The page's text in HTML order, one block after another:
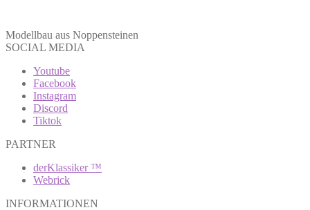
Modellbau aus Noppensteinen
SOCIAL MEDIA
Youtube
Facebook
Instagram
Discord
Tiktok
PARTNER
derKlassiker ™
Webrick
INFORMATIONEN